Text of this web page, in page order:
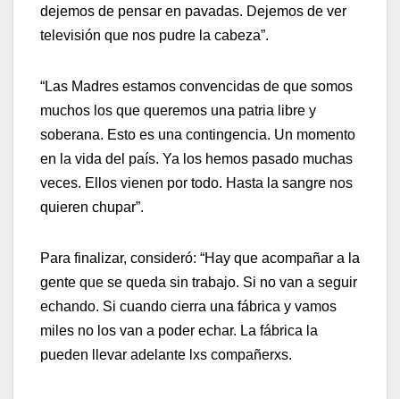
dejemos de pensar en pavadas. Dejemos de ver
televisión que nos pudre la cabeza”.
“Las Madres estamos convencidas de que somos
muchos los que queremos una patria libre y
soberana. Esto es una contingencia. Un momento
en la vida del país. Ya los hemos pasado muchas
veces. Ellos vienen por todo. Hasta la sangre nos
quieren chupar”.
Para finalizar, consideró: “Hay que acompañar a la
gente que se queda sin trabajo. Si no van a seguir
echando. Si cuando cierra una fábrica y vamos
miles no los van a poder echar. La fábrica la
pueden llevar adelante lxs compañerxs.